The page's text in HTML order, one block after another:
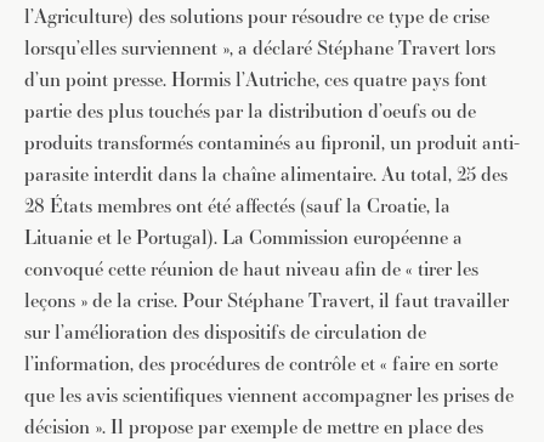
l’Agriculture) des solutions pour résoudre ce type de crise
lorsqu’elles surviennent », a déclaré Stéphane Travert lors
d’un point presse. Hormis l’Autriche, ces quatre pays font
partie des plus touchés par la distribution d’oeufs ou de
produits transformés contaminés au fipronil, un produit anti-
parasite interdit dans la chaîne alimentaire. Au total, 25 des
28 États membres ont été affectés (sauf la Croatie, la
Lituanie et le Portugal). La Commission européenne a
convoqué cette réunion de haut niveau afin de « tirer les
leçons » de la crise. Pour Stéphane Travert, il faut travailler
sur l’amélioration des dispositifs de circulation de
l’information, des procédures de contrôle et « faire en sorte
que les avis scientifiques viennent accompagner les prises de
décision ». Il propose par exemple de mettre en place des